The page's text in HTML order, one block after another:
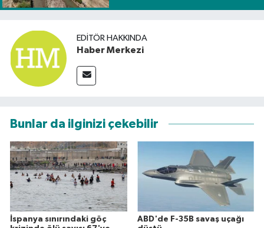
EDITÖR HAKKINDA
Haber Merkezi
Bunlar da ilginizi çekebilir
İspanya sınırındaki göç
ABD'de F-35B savaş uçağı